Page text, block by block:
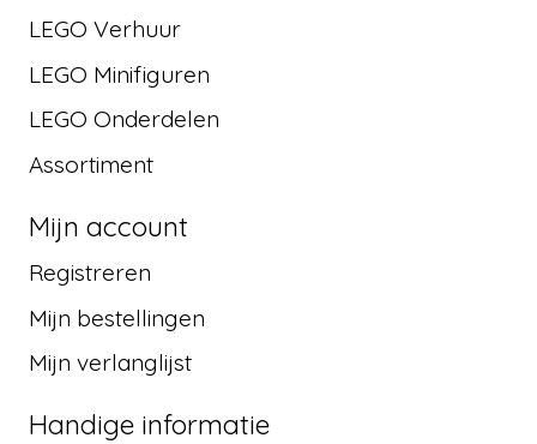
LEGO Verhuur
LEGO Minifiguren
LEGO Onderdelen
Assortiment
Mijn account
Registreren
Mijn bestellingen
Mijn verlanglijst
Handige informatie